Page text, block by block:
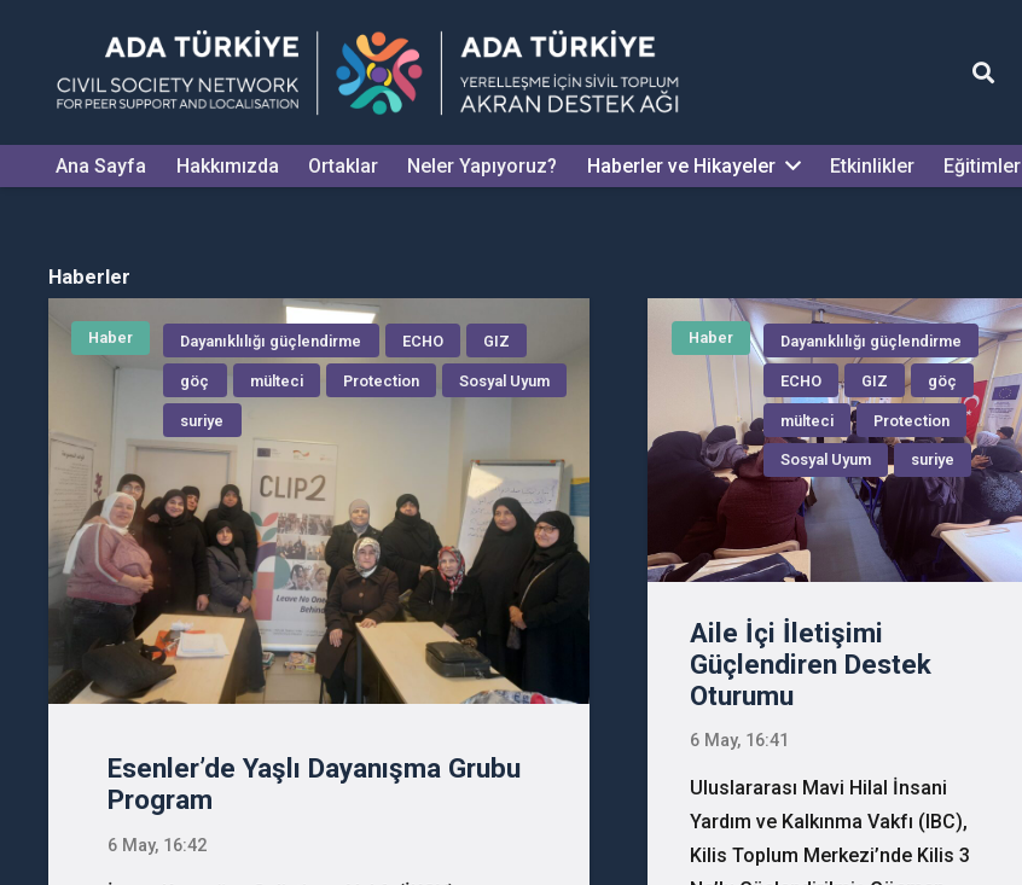
Ana Sayfa Hakkımızda Ortaklar Neler Yapıyoruz? Haberler ve Hikayeler Etkinlikler Eğitimler
Haberler
Haber Dayanıklılığı güçlendirme ECHO GIZ
göç mülteci Protection Sosyal Uyum
suriye
Esenler’de Yaşlı Dayanışma Grubu
Program
6 May, 16:42
Haber Dayanıklılığı güçlendirme
ECHO GIZ göç
mülteci Protection
Sosyal Uyum suriye
Aile İçi İletişimi
Güçlendiren Destek
Oturumu
6 May, 16:41
Uluslararası Mavi Hilal İnsani
Yardım ve Kalkınma Vakfı (IBC),
Kilis Toplum Merkezi’nde Kilis 3